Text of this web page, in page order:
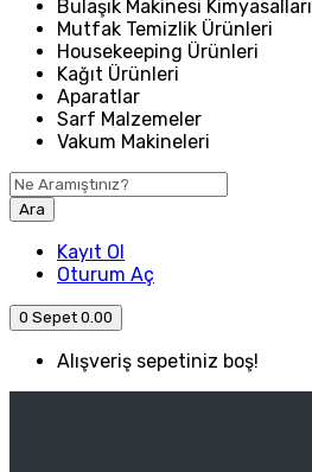
Bulaşık Makinesi Kimyasalları
Mutfak Temizlik Ürünleri
Housekeeping Ürünleri
Kağıt Ürünleri
Aparatlar
Sarf Malzemeler
Vakum Makineleri
Ara
Kayıt Ol
Oturum Aç
0 Sepet 0.00
Alışveriş sepetiniz boş!